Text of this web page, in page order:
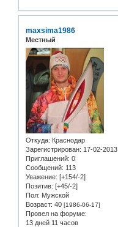
maxsima1986
Местный
Откуда: Краснодар
Зарегистрирован: 17-02-2013
Приглашений: 0
Сообщений: 113
Уважение: [+154/-2]
Позитив: [+45/-2]
Пол: Мужской
Возраст: 40 [1986-06-17]
Провел на форуме:
13 дней 11 часов